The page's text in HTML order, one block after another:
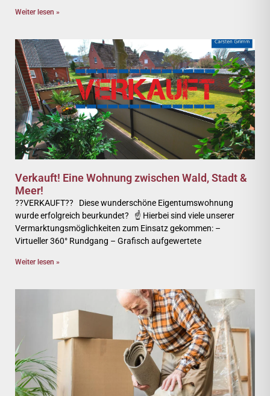
Weiter lesen »
Verkauft! Eine Wohnung zwischen Wald, Stadt &
Meer!
??VERKAUFT?? Diese wunderschöne Eigentumswohnung
wurde erfolgreich beurkundet? ☝ Hierbei sind viele unserer
Vermarktungsmöglichkeiten zum Einsatz gekommen: –
Virtueller 360° Rundgang – Grafisch aufgewertete
Weiter lesen »